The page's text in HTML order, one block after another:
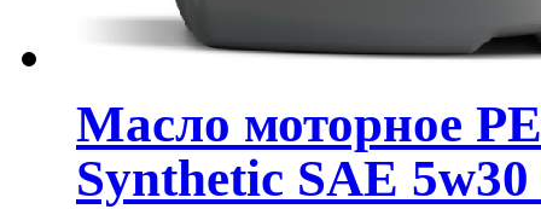
Масло моторное
Synthetic SAE